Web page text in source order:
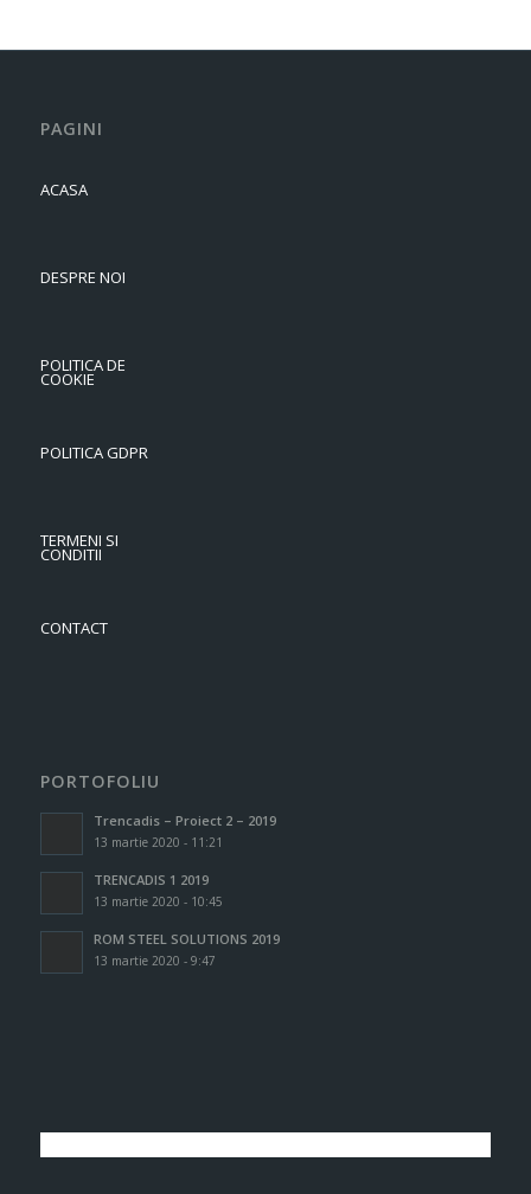
PAGINI
ACASA
DESPRE NOI
POLITICA DE
COOKIE
POLITICA GDPR
TERMENI SI
CONDITII
CONTACT
PORTOFOLIU
Trencadis – Proiect 2 – 2019
13 martie 2020 - 11:21
TRENCADIS 1 2019
13 martie 2020 - 10:45
ROM STEEL SOLUTIONS 2019
13 martie 2020 - 9:47